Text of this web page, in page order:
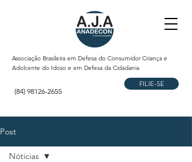
Associação Brasileira em Defesa do Consumidor Criança e
Adolcente do Idoso e em Defesa da Cidadania
(84) 98126-2655
FILIE-SE
Post
Nóticias